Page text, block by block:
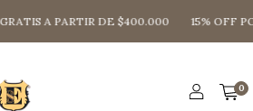
A PARTIR DE $400.000 15% OFF
0